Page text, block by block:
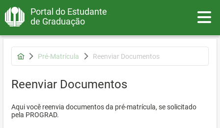
Portal do Estudante
de Graduação
Pré-Matrícula Reenviar Documentos
Reenviar Documentos
Aqui você reenvia documentos da pré-matrícula, se solicitado
pela PROGRAD.